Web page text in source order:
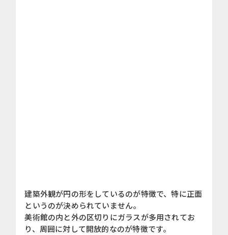
建築外観が円の形をしているのが特徴で、特に正面
というのが決められていません。
美術館の内と外の区切りにガラスが多用されてお
り、周囲に対して開放的なのが特徴です。